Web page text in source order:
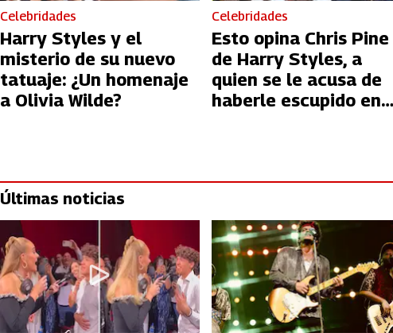
Celebridades
Harry Styles y el
misterio de su nuevo
tatuaje: ¿Un homenaje
a Olivia Wilde?
Celebridades
Esto opina Chris Pine
de Harry Styles, a
quien se le acusa de
haberle escupido en
Últimas noticias